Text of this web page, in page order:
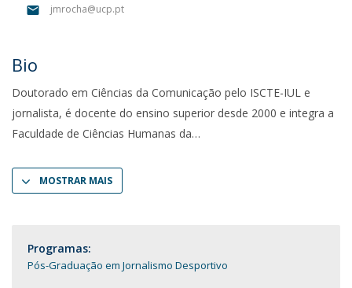
jmrocha@ucp.pt
Bio
Doutorado em Ciências da Comunicação pelo ISCTE-IUL e
jornalista, é docente do ensino superior desde 2000 e integra a
Faculdade de Ciências Humanas da
MOSTRAR MAIS
Programas:
Pós-Graduação em Jornalismo Desportivo